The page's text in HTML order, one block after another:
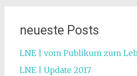
neueste Posts
LNE | vom Publikum zum
LNE | Update 2017